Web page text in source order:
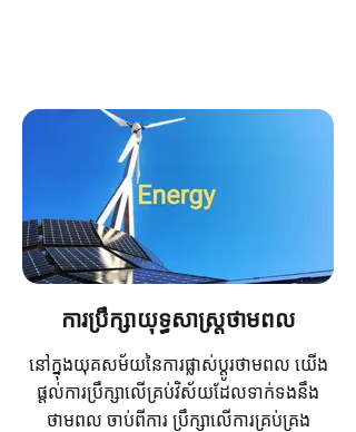
ការប្រឹក្សាយុទ្ធសាស្ត្រថាមពល
នៅក្នុងយុគសម័យនៃការផ្លាស់ប្តូរថាមពល យើង
ផ្តល់ការប្រឹក្សាលើគ្រប់វិស័យដែលទាក់ទងនឹង
ថាមពល ចាប់ពីការ​ ប្រឹក្សាលើការគ្រប់គ្រង